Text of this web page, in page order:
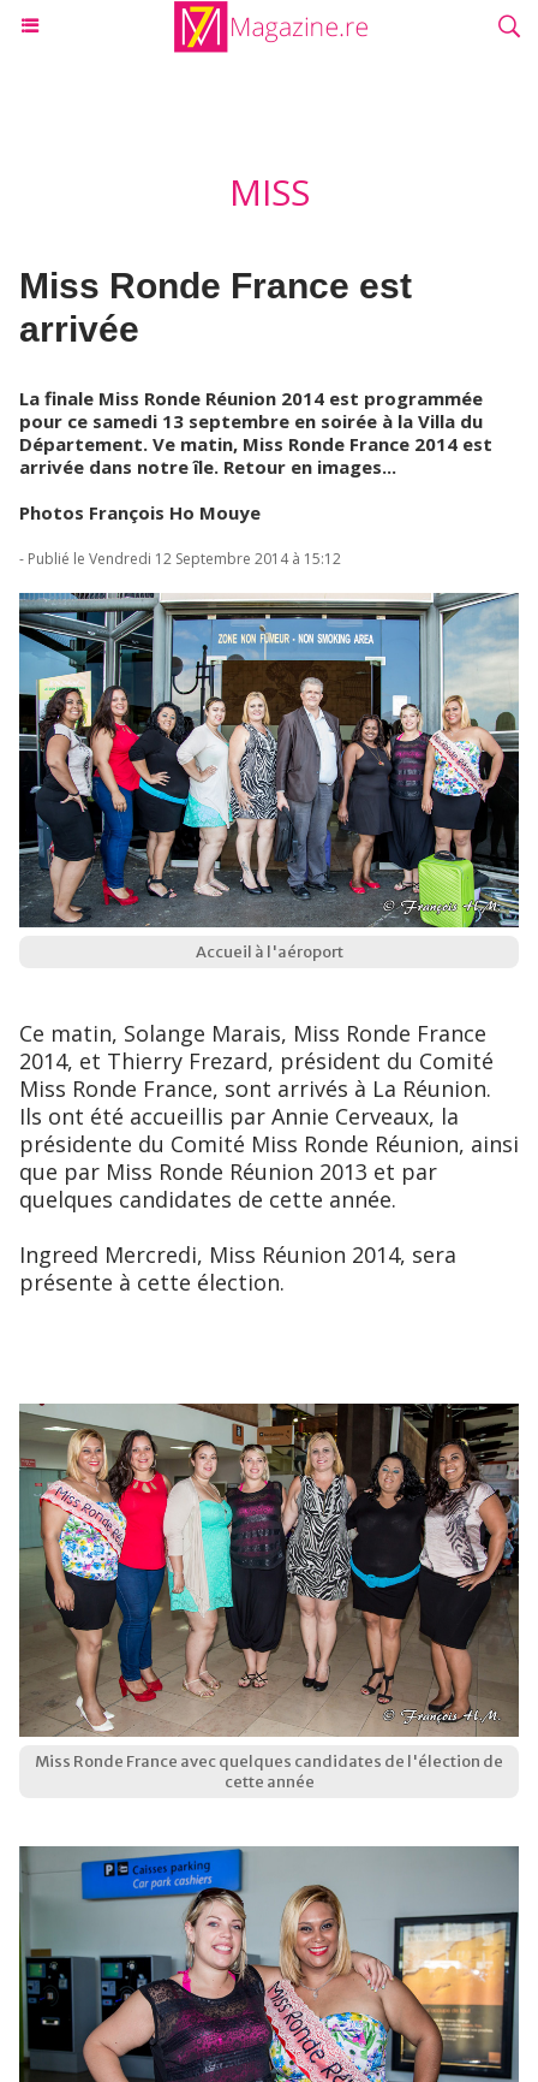
MISS
Miss Ronde France est
arrivée
La finale Miss Ronde Réunion 2014 est programmée
pour ce samedi 13 septembre en soirée à la Villa du
Département. Ve matin, Miss Ronde France 2014 est
arrivée dans notre île. Retour en images...
Photos François Ho Mouye
- Publié le Vendredi 12 Septembre 2014 à 15:12
Accueil à l'aéroport
Ce matin, Solange Marais, Miss Ronde France
2014, et Thierry Frezard, président du Comité
Miss Ronde France, sont arrivés à La Réunion.
Ils ont été accueillis par Annie Cerveaux, la
présidente du Comité Miss Ronde Réunion, ainsi
que par Miss Ronde Réunion 2013 et par
quelques candidates de cette année.
Ingreed Mercredi, Miss Réunion 2014, sera
présente à cette élection.
Miss Ronde France avec quelques candidates de l'élection de
cette année